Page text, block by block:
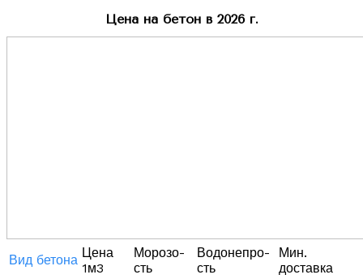
Цена на бетон в 2026 г.
Вид бетона Цена
1м3
Морозо-
сть
Водонепро-
сть
Мин.
доставка